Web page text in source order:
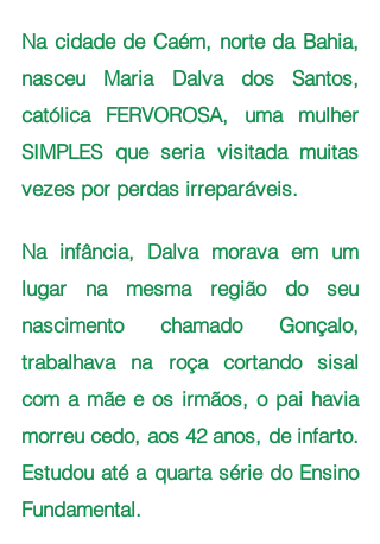
Na cidade de Caém, norte da Bahia,
nasceu Maria Dalva dos Santos,
católica FERVOROSA, uma mulher
SIMPLES que seria visitada muitas
vezes por perdas irreparáveis.
Na infância, Dalva morava em um
lugar na mesma região do seu
nascimento chamado Gonçalo,
trabalhava na roça cortando sisal
com a mãe e os irmãos, o pai havia
morreu cedo, aos 42 anos, de infarto.
Estudou até a quarta série do Ensino
Fundamental.